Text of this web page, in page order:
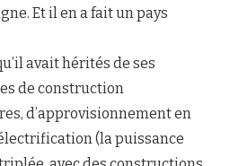
Et il en a fait un pays
avait hérités de ses
de construction
d’approvisionnement en
(la puissance